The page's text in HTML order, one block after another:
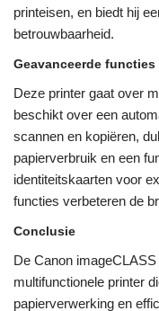
printeisen, en biedt hij
betrouwbaarheid.
Geavanceerde functies
Deze printer gaat over
beschikt over een
scannen en kopiëren,
papierverbruik en een
identiteitskaarten voor
functies verbeteren de
Conclusie
De Canon
multifunctionele printer
papierverwerking en